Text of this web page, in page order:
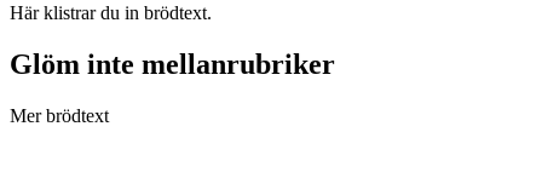
Här klistrar du in brödtext.
Glöm inte mellanrubriker
Mer brödtext